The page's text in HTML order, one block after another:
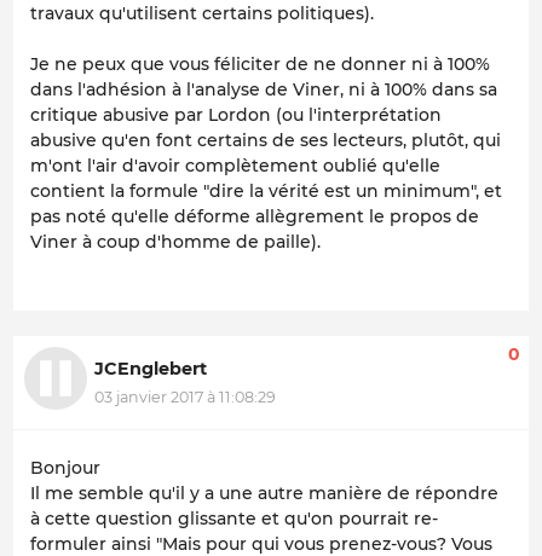
travaux qu'utilisent certains politiques).
Je ne peux que vous féliciter de ne donner ni à 100%
dans l'adhésion à l'analyse de Viner, ni à 100% dans sa
critique abusive par Lordon (ou l'interprétation
abusive qu'en font certains de ses lecteurs, plutôt, qui
m'ont l'air d'avoir complètement oublié qu'elle
contient la formule "dire la vérité est un minimum", et
pas noté qu'elle déforme allègrement le propos de
Viner à coup d'homme de paille).
JCEnglebert
03 janvier 2017 à 11:08:29
0
Bonjour
Il me semble qu'il y a une autre manière de répondre
à cette question glissante et qu'on pourrait re-
formuler ainsi "Mais pour qui vous prenez-vous? Vous